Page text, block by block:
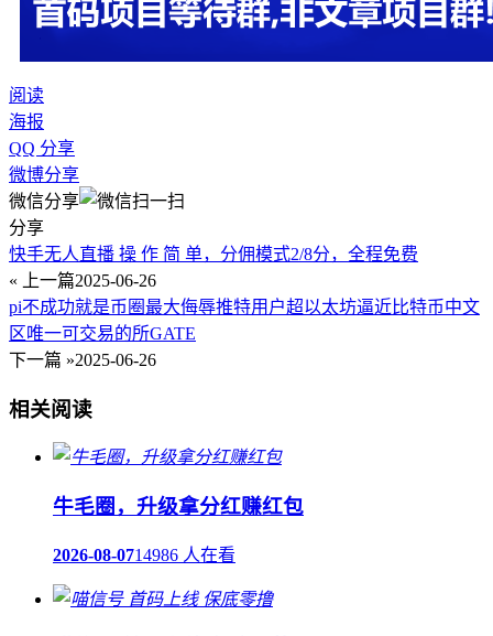
阅读
海报
QQ 分享
微博分享
微信分享
分享
快手无人直播 操 作 简 单，分佣模式2/8分，全程免费
« 上一篇2025-06-26
pi不成功就是币圈最大侮辱推特用户超以太坊逼近比特币中文
区唯一可交易的所GATE
下一篇 »2025-06-26
相关阅读
牛毛圈，升级拿分红赚红包
2026-08-0714986 人在看